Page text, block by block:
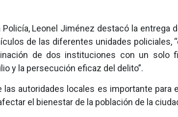
Leonel Jiménez destacó la entrega
de las diferentes unidades policiales,
de dos instituciones con un solo
y la persecución eficaz del delito”.
autoridades locales es importante para
el bienestar de la población de la